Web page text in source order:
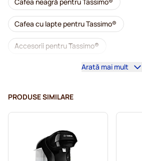
Cafea cu lapte pentru Tassimo®
Accesorii pentru Tassimo®
Cafea decafeinizată pentru Tassimo
Detartrare și întreținere pentru Tassimo
Capsule cafea L'OR pentru Tassimo
Capsule cafea Jacobs pentru Tassimo
Arată mai mult
PRODUSE SIMILARE